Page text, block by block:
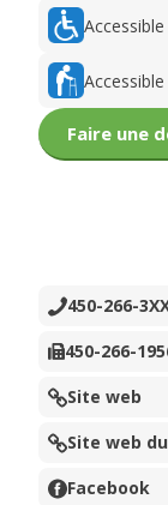
Faire une
450-266-
450-266-
Site web
Site web
Facebook